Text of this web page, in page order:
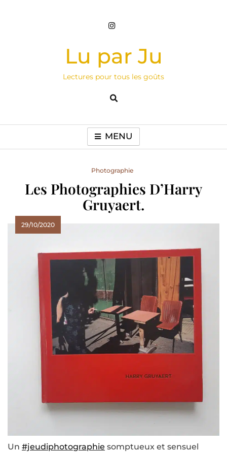
Lu par Ju
Lectures pour tous les goûts
MENU
Photographie
Les Photographies D’Harry
Gruyaert.
29/10/2020
Un #jeudiphotographie somptueux et sensuel